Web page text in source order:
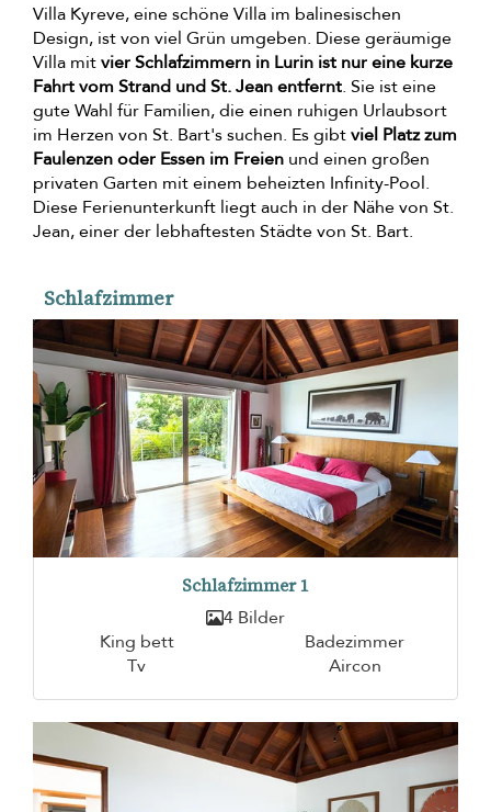
Villa Kyreve, eine schöne Villa im balinesischen
Design, ist von viel Grün umgeben. Diese geräumige
Villa mitvier Schlafzimmern in Lurin ist nur eine kurze
Fahrt vom Strand und St. Jean entfernt. Sie ist eine
gute Wahl für Familien, die einen ruhigen Urlaubsort
im Herzen von St. Bart's suchen. Es gibtviel Platz zum
Faulenzen oder Essen im Freien und einen großen
privaten Garten mit einem beheizten Infinity-Pool.
Diese Ferienunterkunft liegt auch in der Nähe von St.
Jean, einer der lebhaftesten Städte von St. Bart.
Schlafzimmer
Schlafzimmer 1
4 Bilder
King bett
Badezimmer
Tv
Aircon